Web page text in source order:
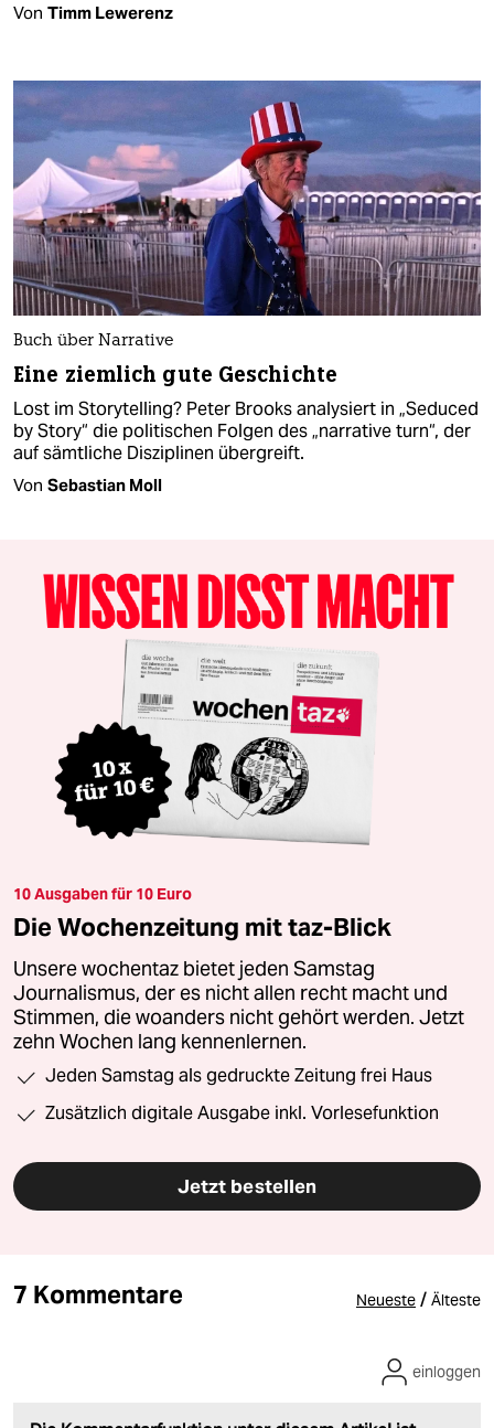
Von Timm Lewerenz
Buch über Narrative
Eine ziemlich gute Geschichte
Lost im Storytelling? Peter Brooks analysiert in „Seduced
by Story“ die politischen Folgen des „narrative turn“, der
auf sämtliche Disziplinen übergreift.
Von Sebastian Moll
10 Ausgaben für 10 Euro
Die Wochenzeitung mit taz-Blick
Unsere wochentaz bietet jeden Samstag
Journalismus, der es nicht allen recht macht und
Stimmen, die woanders nicht gehört werden. Jetzt
zehn Wochen lang kennenlernen.
Jeden Samstag als gedruckte Zeitung frei Haus
Zusätzlich digitale Ausgabe inkl. Vorlesefunktion
Jetzt bestellen
7 Kommentare Neueste / Älteste
einloggen